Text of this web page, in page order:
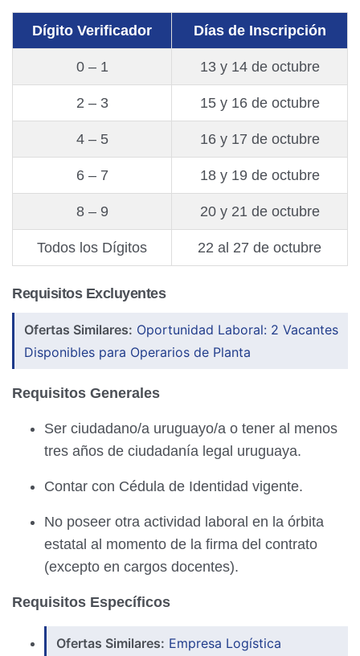
Dígito Verificador Días de Inscripción
0 – 1 13 y 14 de octubre
2 – 3 15 y 16 de octubre
4 – 5 16 y 17 de octubre
6 – 7 18 y 19 de octubre
8 – 9 20 y 21 de octubre
Todos los Dígitos 22 al 27 de octubre
Requisitos Excluyentes
Ofertas Similares: Oportunidad Laboral: 2 Vacantes
Disponibles para Operarios de Planta
Requisitos Generales
Ser ciudadano/a uruguayo/a o tener al menos
tres años de ciudadanía legal uruguaya.
Contar con Cédula de Identidad vigente.
No poseer otra actividad laboral en la órbita
estatal al momento de la firma del contrato
(excepto en cargos docentes).
Requisitos Específicos
Ofertas Similares: Empresa Logística